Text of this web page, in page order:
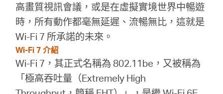
高畫質視訊會議，或是在虛擬實境世界中暢遊
時，所有動作都毫無延遲、流暢無比，這就是
Wi-Fi 7 所承諾的未來。
Wi-Fi 7 介紹
Wi-Fi 7，其正式名稱為 802.11be，又被稱為
「極高吞吐量（Extremely High